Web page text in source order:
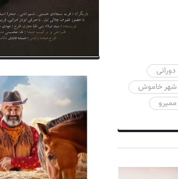
دورانی
شهر خاموش
ممیرو